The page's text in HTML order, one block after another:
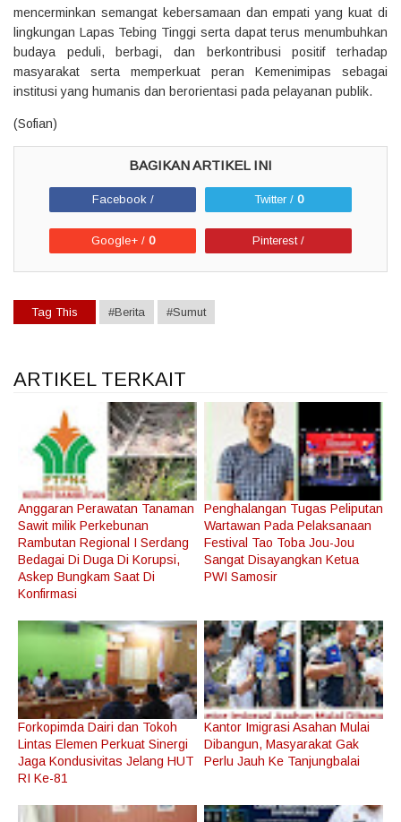
mencerminkan semangat kebersamaan dan empati yang kuat di
lingkungan Lapas Tebing Tinggi serta dapat terus menumbuhkan
budaya peduli, berbagi, dan berkontribusi positif terhadap
masyarakat serta memperkuat peran Kemenimipas sebagai
institusi yang humanis dan berorientasi pada pelayanan publik.
(Sofian)
Facebook / Twitter / 0
Google+ / 0 Pinterest /
Tag This #Berita #Sumut
ARTIKEL TERKAIT
Anggaran Perawatan Tanaman
Sawit milik Perkebunan
Rambutan Regional I Serdang
Bedagai Di Duga Di Korupsi,
Askep Bungkam Saat Di
Konfirmasi
Penghalangan Tugas Peliputan
Wartawan Pada Pelaksanaan
Festival Tao Toba Jou-Jou
Sangat Disayangkan Ketua
PWI Samosir
Forkopimda Dairi dan Tokoh
Lintas Elemen Perkuat Sinergi
Jaga Kondusivitas Jelang HUT
RI Ke-81
Kantor Imigrasi Asahan Mulai
Dibangun, Masyarakat Gak
Perlu Jauh Ke Tanjungbalai